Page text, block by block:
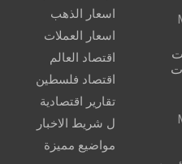
اسعار الذهب
اسعار العملات
اقتصاد العالم
اقتصاد فلسطين
تقارير اقتصادية
ل شريط الاخبار
مواضيع مميزة